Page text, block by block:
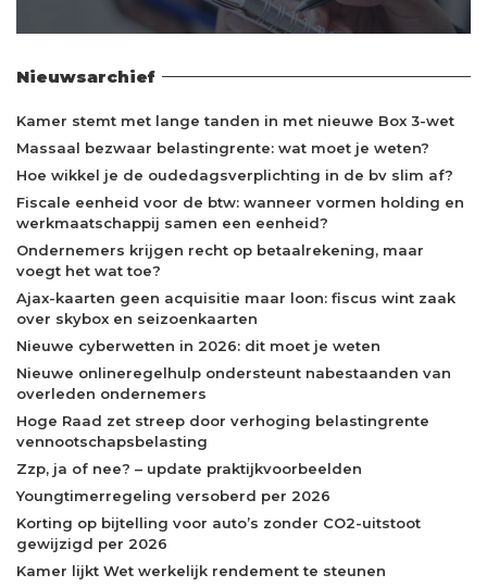
Nieuwsarchief
Kamer stemt met lange tanden in met nieuwe Box 3-wet
Massaal bezwaar belastingrente: wat moet je weten?
Hoe wikkel je de oudedagsverplichting in de bv slim af?
Fiscale eenheid voor de btw: wanneer vormen holding en
werkmaatschappij samen een eenheid?
Ondernemers krijgen recht op betaalrekening, maar
voegt het wat toe?
Ajax-kaarten geen acquisitie maar loon: fiscus wint zaak
over skybox en seizoenkaarten
Nieuwe cyberwetten in 2026: dit moet je weten
Nieuwe onlineregelhulp ondersteunt nabestaanden van
overleden ondernemers
Hoge Raad zet streep door verhoging belastingrente
vennootschapsbelasting
Zzp, ja of nee? – update praktijkvoorbeelden
Youngtimerregeling versoberd per 2026
Korting op bijtelling voor auto’s zonder CO2-uitstoot
gewijzigd per 2026
Kamer lijkt Wet werkelijk rendement te steunen